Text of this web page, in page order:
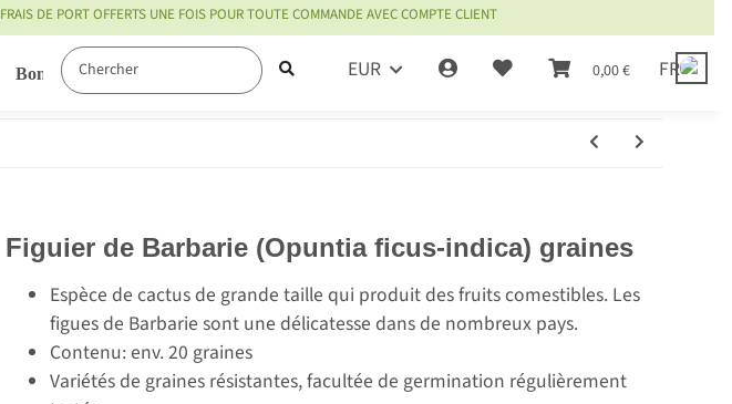
FRAIS DE PORT OFFERTS UNE FOIS POUR TOUTE COMMANDE AVEC COMPTE CLIENT
EUR 0,00 € FR
Bon à savoir
Figuier de Barbarie (Opuntia ficus-indica) graines
Espèce de cactus de grande taille qui produit des fruits comestibles. Les
figues de Barbarie sont une délicatesse dans de nombreux pays.
Contenu: env. 20 graines
Variétés de graines résistantes, facultée de germination régulièrement